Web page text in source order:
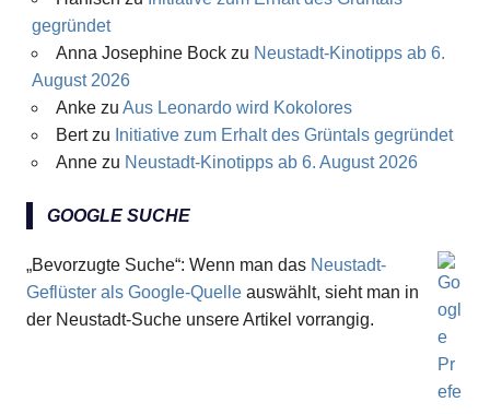
gegründet
Anna Josephine Bockzu Neustadt-Kinotipps ab 6.
August 2026
Ankezu Aus Leonardo wird Kokolores
Bertzu Initiative zum Erhalt des Grüntals gegründet
Annezu Neustadt-Kinotipps ab 6. August 2026
GOOGLE SUCHE
„Bevorzugte Suche“: Wenn man das Neustadt-
Geflüster als Google-Quelle auswählt, sieht man in
der Neustadt-Suche unsere Artikel vorrangig.